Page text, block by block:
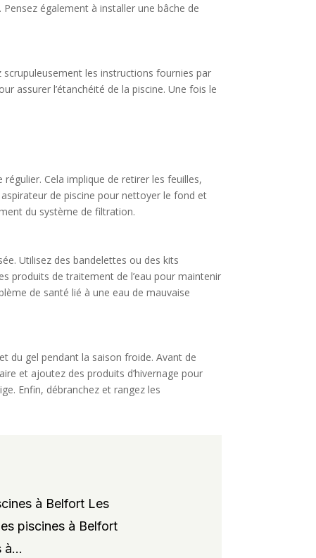
également à installer une bâche de
les instructions fournies par
assurer l’étanchéité de la piscine. Une fois le
Cela implique de retirer les feuilles,
aspirateur de piscine pour nettoyer le fond et
du système de filtration.
Utilisez des bandelettes ou des kits
produits de traitement de l’eau pour maintenir
de santé lié à une eau de mauvaise
du gel pendant la saison froide. Avant de
et ajoutez des produits d’hivernage pour
Enfin, débranchez et rangez les
à Belfort Les
piscines à Belfort
à...